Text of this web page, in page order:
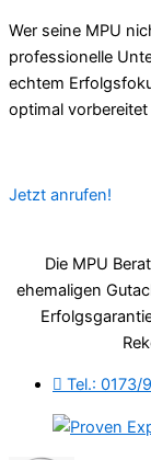
Wer seine MPU
professionelle
echtem
optimal
Jetzt anrufen!
Die MPU
ehemaligen
Tel.: